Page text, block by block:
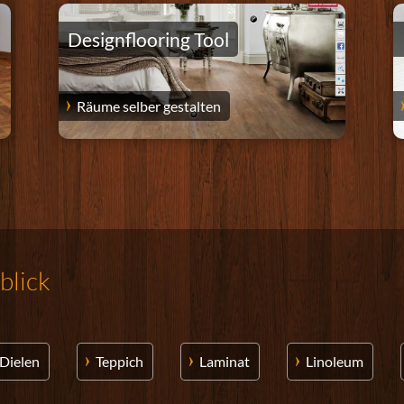
Designflooring Tool
Räume selber gestalten
Dielen Teppich Laminat Linoleum